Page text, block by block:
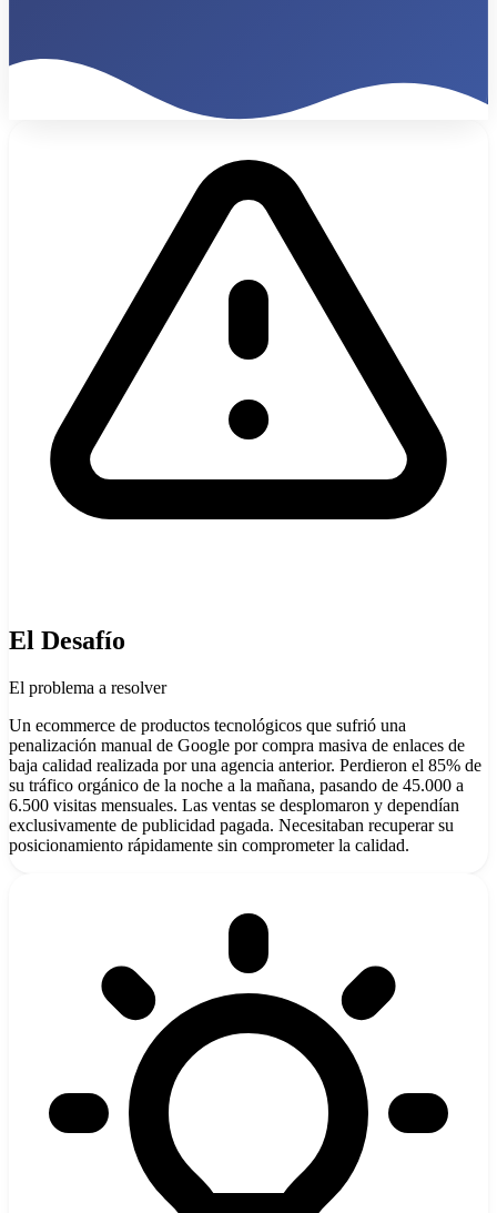
El Desafío
El problema a resolver
Un ecommerce de productos tecnológicos que sufrió una
penalización manual de Google por compra masiva de enlaces de
baja calidad realizada por una agencia anterior. Perdieron el 85% de
su tráfico orgánico de la noche a la mañana, pasando de 45.000 a
6.500 visitas mensuales. Las ventas se desplomaron y dependían
exclusivamente de publicidad pagada. Necesitaban recuperar su
posicionamiento rápidamente sin comprometer la calidad.